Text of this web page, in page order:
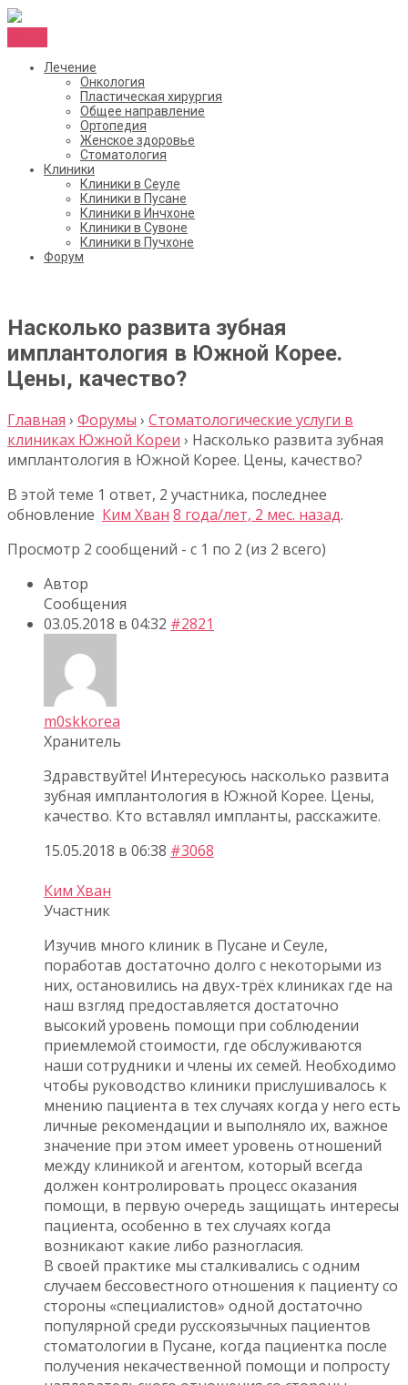
Лечение
Онкология
Пластическая хирургия
Общее направление
Ортопедия
Женское здоровье
Стоматология
Клиники
Клиники в Сеуле
Клиники в Пусане
Клиники в Инчхоне
Клиники в Сувоне
Клиники в Пучхоне
Форум
Насколько развита зубная
имплантология в Южной Корее.
Цены, качество?
Главная › Форумы › Стоматологические услуги в
клиниках Южной Кореи › Насколько развита зубная
имплантология в Южной Корее. Цены, качество?
В этой теме 1 ответ, 2 участника, последнее
обновление Ким Хван 8 года/лет, 2 мес. назад.
Просмотр 2 сообщений - с 1 по 2 (из 2 всего)
Автор
Сообщения
03.05.2018 в 04:32 #2821
m0skkorea
Хранитель
Здравствуйте! Интересуюсь насколько развита
зубная имплантология в Южной Корее. Цены,
качество. Кто вставлял импланты, расскажите.
15.05.2018 в 06:38 #3068
Ким Хван
Участник
Изучив много клиник в Пусане и Сеуле,
поработав достаточно долго с некоторыми из
них, остановились на двух-трёх клиниках где на
наш взгляд предоставляется достаточно
высокий уровень помощи при соблюдении
приемлемой стоимости, где обслуживаются
наши сотрудники и члены их семей. Необходимо
чтобы руководство клиники прислушивалось к
мнению пациента в тех случаях когда у него есть
личные рекомендации и выполняло их, важное
значение при этом имеет уровень отношений
между клиникой и агентом, который всегда
должен контролировать процесс оказания
помощи, в первую очередь защищать интересы
пациента, особенно в тех случаях когда
возникают какие либо разногласия.
В своей практике мы сталкивались с одним
случаем бессовестного отношения к пациенту со
стороны «специалистов» одной достаточно
популярной среди русскоязычных пациентов
стоматологии в Пусане, когда пациентка после
получения некачественной помощи и попросту